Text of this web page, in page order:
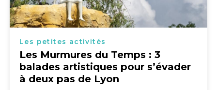
Les petites activités
Les Murmures du Temps : 3
balades artistiques pour s’évader
à deux pas de Lyon